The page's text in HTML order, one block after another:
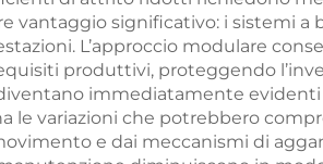
vantaggio significativo: i sistemi
L’approccio modulare
produttivi, proteggendo
immediatamente evidenti
le variazioni che potrebbero
e dai meccanismi di